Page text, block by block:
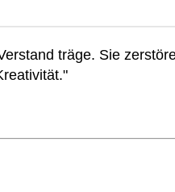
träge. Sie